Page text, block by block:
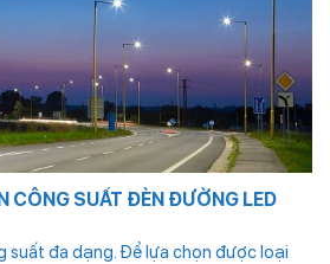
CÔNG SUẤT ĐÈN ĐƯỜNG LED
suất đa dạng. Để lựa chọn được loại